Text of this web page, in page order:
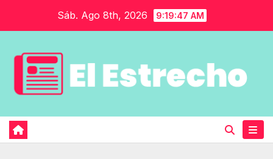
Sáb. Ago 8th, 2026 9:19:48 AM